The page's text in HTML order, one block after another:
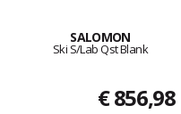
SALOMON
Ski S/Lab Qst Blank
€ 856,98